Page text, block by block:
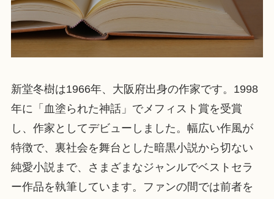
新堂冬樹は1966年、大阪府出身の作家です。1998
年に「血塗られた神話」でメフィスト賞を受賞
し、作家としてデビューしました。幅広い作風が
特徴で、裏社会を舞台とした暗黒小説から切ない
純愛小説まで、さまざまなジャンルでベストセラ
ー作品を執筆しています。ファンの間では前者を